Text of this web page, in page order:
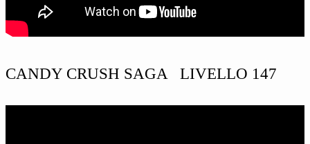
CANDY CRUSH SAGA LIVELLO 147